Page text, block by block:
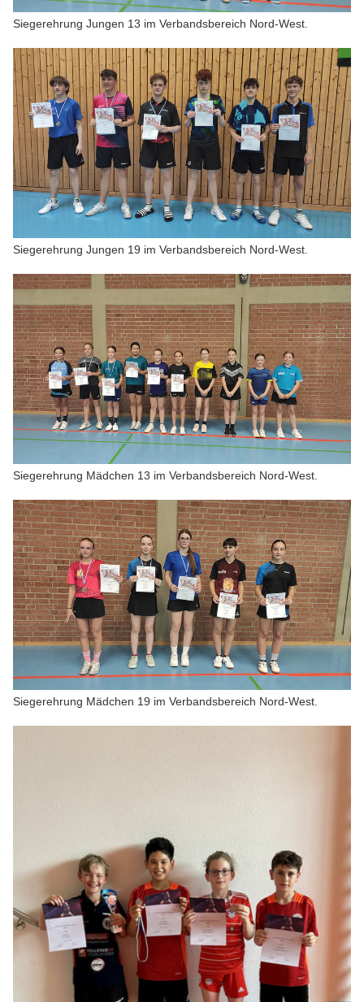
Siegerehrung Jungen 13 im Verbandsbereich Nord-West.
Siegerehrung Jungen 19 im Verbandsbereich Nord-West.
Siegerehrung Mädchen 13 im Verbandsbereich Nord-West.
Siegerehrung Mädchen 19 im Verbandsbereich Nord-West.